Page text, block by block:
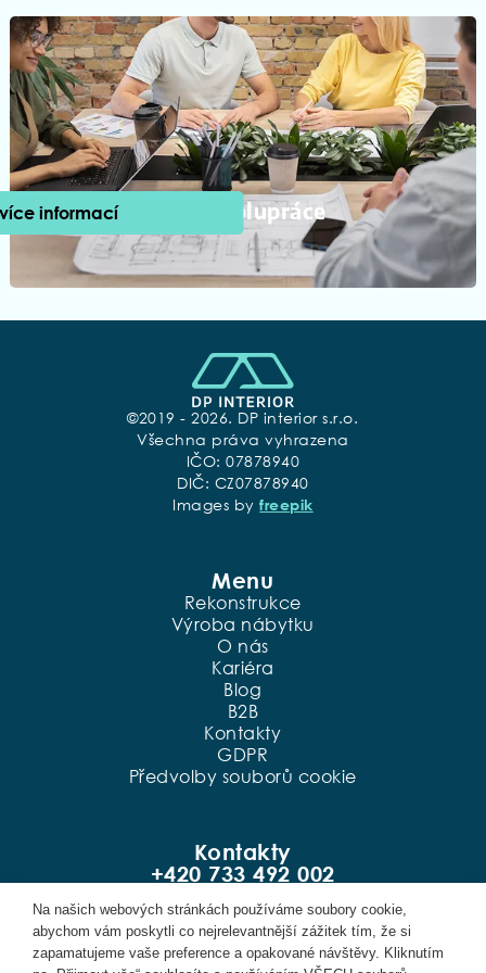
B2B spolupráce
informací
©2019 - 2026. DP interior s.r.o.
Všechna práva vyhrazena
IČO: 07878940
DIČ: CZ07878940
Images byfreepik
Menu
Rekonstrukce
Výroba nábytku
O nás
Kariéra
Blog
B2B
Kontakty
GDPR
Předvolby souborů cookie
Kontakty
+420 733 492 002
Černokostelecká 2020/20, Praha
info@dpinterior.cz
@dpinteriorcz
Na našich webových stránkách používáme soubory cookie,
abychom vám poskytli co nejrelevantnější zážitek tím, že si
zapamatujeme vaše preference a opakované návštěvy. Kliknutím